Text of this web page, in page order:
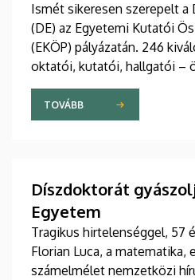
Ismét sikeresen szerepelt a
(DE) az Egyetemi Kutatói
(EKÖP) pályázatán. 246
oktatói, kutatói, hallgatói –
forint támogatást nyert el
tudományos munkája
TOVÁBB
Díszdoktorát
Egyetem
Tragikus hirtelenséggel, 57
Florian Luca, a matematika,
számelmélet nemzetközi